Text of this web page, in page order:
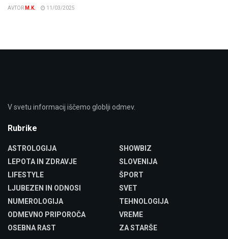
AVTOR M.K. 11/03/2025
V svetu informacij iščemo globlji odmev.
Rubrike
ASTROLOGIJA
LEPOTA IN ZDRAVJE
LIFESTYLE
LJUBEZEN IN ODNOSI
NUMEROLOGIJA
ODMEVNO PRIPOROČA
OSEBNA RAST
SHOWBIZ
SLOVENIJA
ŠPORT
SVET
TEHNOLOGIJA
VREME
ZA STARŠE